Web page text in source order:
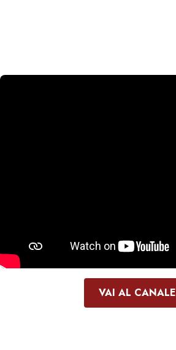
VAI AL CANALE